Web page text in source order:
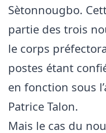
Sètonnougbo.
partie des trois
le corps
postes étant
en fonction sous
Patrice Talon.
Mais le cas du